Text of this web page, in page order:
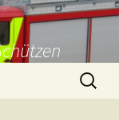
Suchen
nach: